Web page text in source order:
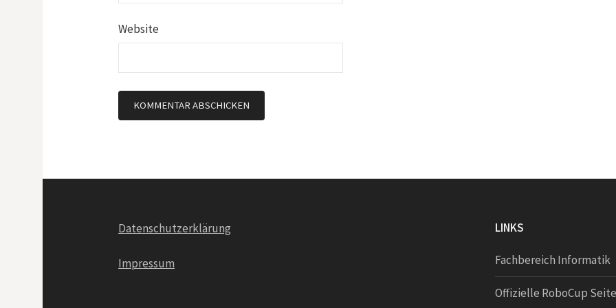
Website
Datenschutzerklärung
Impressum
LINKS
Fachbereich Informatik
Offizielle RoboCup Seite